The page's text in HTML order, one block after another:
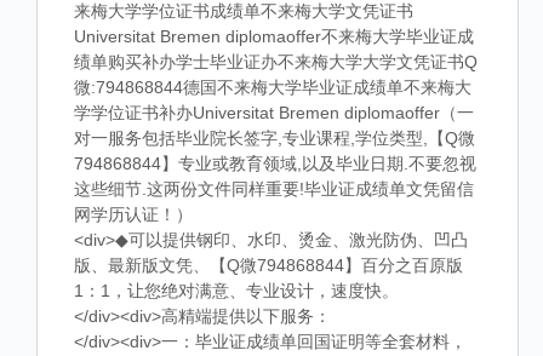
来梅大学学位证书成绩单不来梅大学文凭证书
Universitat Bremen diplomaoffer不来梅大学毕业证成
绩单购买补办学士毕业证办不来梅大学大学文凭证书Q
微:794868844德国不来梅大学毕业证成绩单不来梅大
学学位证书补办Universitat Bremen diplomaoffer（一
对一服务包括毕业院长签字,专业课程,学位类型,【Q微
794868844】专业或教育领域,以及毕业日期.不要忽视
这些细节.这两份文件同样重要!毕业证成绩单文凭留信
网学历认证！）
<div>◆可以提供钢印、水印、烫金、激光防伪、凹凸
版、最新版文凭、【Q微794868844】百分之百原版
1：1，让您绝对满意、专业设计，速度快。
</div><div>高精端提供以下服务：
</div><div>一：毕业证成绩单回国证明等全套材料，